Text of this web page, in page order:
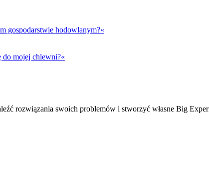
gospodarstwie hodowlanym?«
do mojej chlewni?«
rozwiązania swoich problemów i stworzyć własne Big